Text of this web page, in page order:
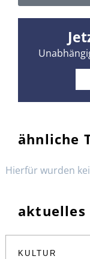
ähnliche
Hierfür wurden
aktuelles
KULTUR